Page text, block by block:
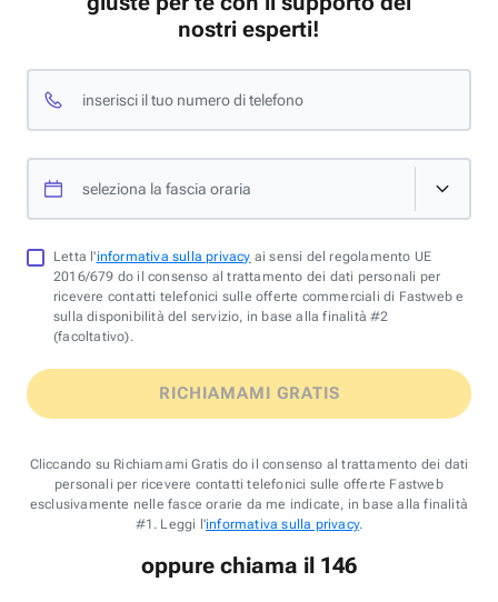
nostri esperti!
inserisci il tuo numero di telefono
seleziona la fascia oraria
Letta l'informativa sulla privacy ai sensi del regolamento UE
2016/679 do il consenso al trattamento dei dati personali per
ricevere contatti telefonici sulle offerte commerciali di Fastweb e
sulla disponibilità del servizio, in base alla finalità #2
(facoltativo).
RICHIAMAMI GRATIS
Cliccando su Richiamami Gratis do il consenso al trattamento dei dati
personali per ricevere contatti telefonici sulle offerte Fastweb
esclusivamente nelle fasce orarie da me indicate, in base alla finalità
#1. Leggi l'informativa sulla privacy.
oppure chiama il 146